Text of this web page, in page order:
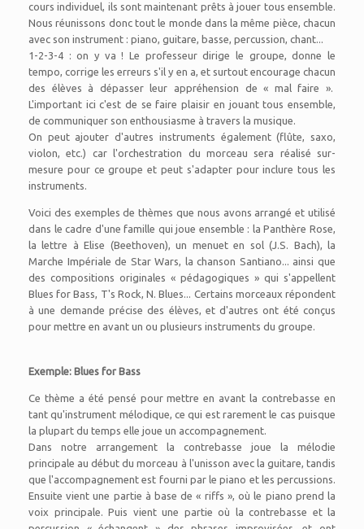
cours individuel, ils sont maintenant prêts à jouer tous ensemble.
Nous réunissons donc tout le monde dans la même pièce, chacun
avec son instrument : piano, guitare, basse, percussion, chant...
1-2-3-4 : on y va ! Le professeur dirige le groupe, donne le
tempo, corrige les erreurs s'il y en a, et surtout encourage chacun
des élèves à dépasser leur appréhension de « mal faire ».
L'important ici c'est de se faire plaisir en jouant tous ensemble,
de communiquer son enthousiasme à travers la musique.
On peut ajouter d'autres instruments également (flûte, saxo,
violon, etc.) car l'orchestration du morceau sera réalisé sur-
mesure pour ce groupe et peut s'adapter pour inclure tous les
instruments.
Voici des exemples de thèmes que nous avons arrangé et utilisé
dans le cadre d'une famille qui joue ensemble : la Panthère Rose,
la lettre à Elise (Beethoven), un menuet en sol (J.S. Bach), la
Marche Impériale de Star Wars, la chanson Santiano... ainsi que
des compositions originales « pédagogiques » qui s'appellent
Blues for Bass, T's Rock, N. Blues... Certains morceaux répondent
à une demande précise des élèves, et d'autres ont été conçus
pour mettre en avant un ou plusieurs instruments du groupe.
Exemple: Blues for Bass
Ce thème a été pensé pour mettre en avant la contrebasse en
tant qu'instrument mélodique, ce qui est rarement le cas puisque
la plupart du temps elle joue un accompagnement.
Dans notre arrangement la contrebasse joue la mélodie
principale au début du morceau à l'unisson avec la guitare, tandis
que l'accompagnement est fourni par le piano et les percussions.
Ensuite vient une partie à base de « riffs », où le piano prend la
voix principale. Puis vient une partie où la contrebasse et la